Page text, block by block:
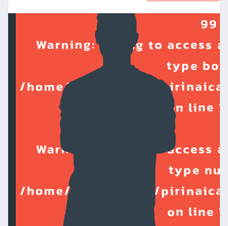
99
Warning: Trying to access
type
/home/grupowebcp/
on line
Warning
: Trying to access
type
/home/grupowebcp/
on line